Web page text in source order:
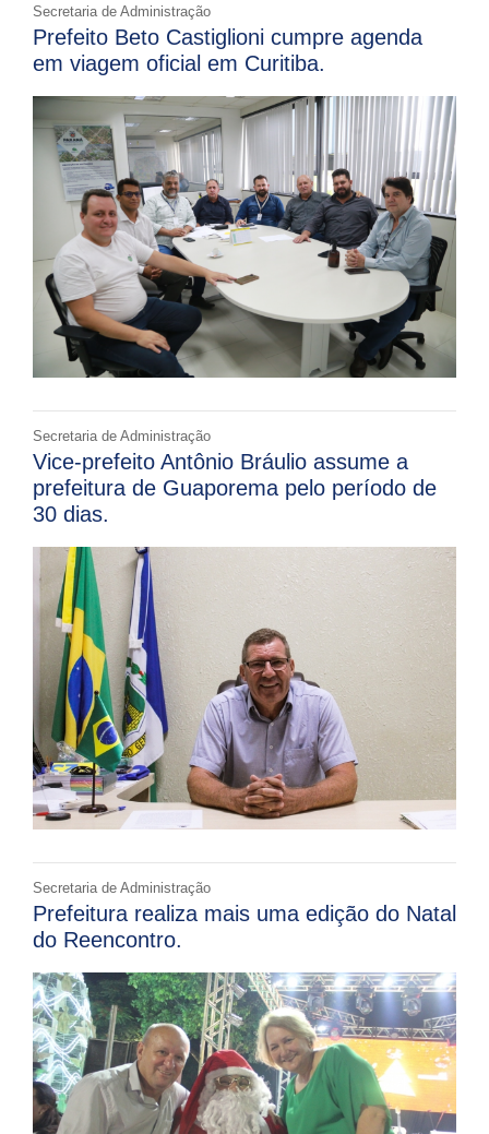
Secretaria de Administração
Prefeito Beto Castiglioni cumpre agenda
em viagem oficial em Curitiba.
Secretaria de Administração
Vice-prefeito Antônio Bráulio assume a
prefeitura de Guaporema pelo período de
30 dias.
Secretaria de Administração
Prefeitura realiza mais uma edição do Natal
do Reencontro.